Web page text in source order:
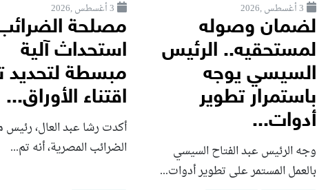
3 أغسطس ,2026
لضمان وصوله
لمستحقيه.. الرئيس
السيسي يوجه
باستمرار تطوير
أدوات...
وجه الرئيس عبد الفتاح السيسي
بالعمل المستمر على تطوير أدوات...
3 أغسطس ,2026
مصلحة
استحداث آلية
مبسطة لتحديد
اقتناء الأوراق...
أكدت رشا عبد العال،
الضرائب المصرية، أنه تم...